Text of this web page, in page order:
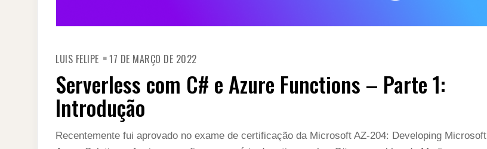
LUIS FELIPE 17 DE MARÇO DE 2022
Serverless com C# e Azure Functions – Parte 1:
Introdução
Recentemente fui aprovado no exame de certificação da Microsoft AZ-204: Developing Microsoft